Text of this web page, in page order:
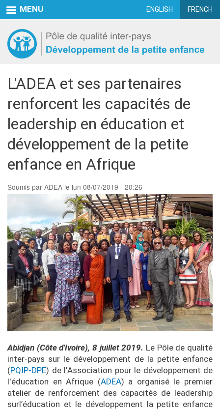
au
contenu
principal
MENU ENGLISH FRENCH
L'ADEA et ses partenaires
renforcent les capacités de
leadership en éducation et
développement de la petite
enfance en Afrique
Soumis par ADEA le lun 08/07/2019 - 20:26
Abidjan (Côte d'Ivoire), 8 juillet 2019. Le Pôle de qualité
inter-pays sur le développement de la petite enfance
(PQIP-DPE) de l'Association pour le développement de
l'éducation en Afrique (ADEA) a organisé le premier
atelier de renforcement des capacités de leadership
surl’éducation et le développement la petite enfance